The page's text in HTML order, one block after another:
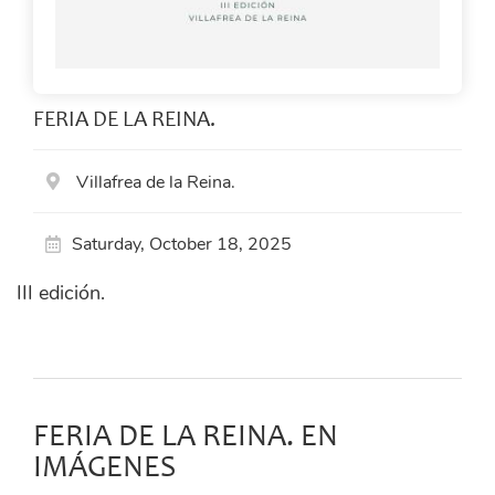
FERIA DE LA REINA.
Villafrea de la Reina.
Saturday, October 18, 2025
III edición.
FERIA DE LA REINA. EN
IMÁGENES